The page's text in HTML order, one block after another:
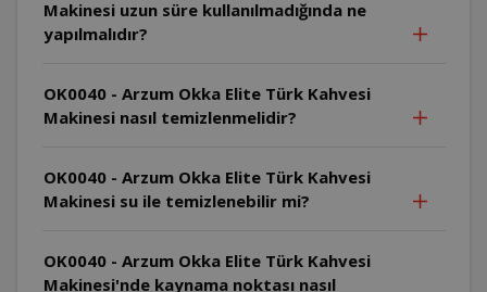
Makinesi uzun süre kullanılmadığında ne
yapılmalıdır?
OK0040 - Arzum Okka Elite Türk Kahvesi
Makinesi nasıl temizlenmelidir?
OK0040 - Arzum Okka Elite Türk Kahvesi
Makinesi su ile temizlenebilir mi?
OK0040 - Arzum Okka Elite Türk Kahvesi
Makinesi'nde kaynama noktası nasıl